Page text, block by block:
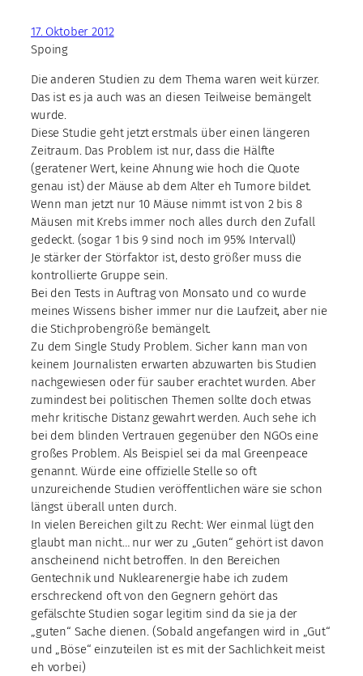
17. Oktober 2012
Spoing
Die anderen Studien zu dem Thema waren weit kürzer.
Das ist es ja auch was an diesen Teilweise bemängelt
wurde.
Diese Studie geht jetzt erstmals über einen längeren
Zeitraum. Das Problem ist nur, dass die Hälfte
(geratener Wert, keine Ahnung wie hoch die Quote
genau ist) der Mäuse ab dem Alter eh Tumore bildet.
Wenn man jetzt nur 10 Mäuse nimmt ist von 2 bis 8
Mäusen mit Krebs immer noch alles durch den Zufall
gedeckt. (sogar 1 bis 9 sind noch im 95% Intervall)
Je stärker der Störfaktor ist, desto größer muss die
kontrollierte Gruppe sein.
Bei den Tests in Auftrag von Monsato und co wurde
meines Wissens bisher immer nur die Laufzeit, aber nie
die Stichprobengröße bemängelt.
Zu dem Single Study Problem. Sicher kann man von
keinem Journalisten erwarten abzuwarten bis Studien
nachgewiesen oder für sauber erachtet wurden. Aber
zumindest bei politischen Themen sollte doch etwas
mehr kritische Distanz gewahrt werden. Auch sehe ich
bei dem blinden Vertrauen gegenüber den NGOs eine
großes Problem. Als Beispiel sei da mal Greenpeace
genannt. Würde eine offizielle Stelle so oft
unzureichende Studien veröffentlichen wäre sie schon
längst überall unten durch.
In vielen Bereichen gilt zu Recht: Wer einmal lügt den
glaubt man nicht… nur wer zu „Guten“ gehört ist davon
anscheinend nicht betroffen. In den Bereichen
Gentechnik und Nuklearenergie habe ich zudem
erschreckend oft von den Gegnern gehört das
gefälschte Studien sogar legitim sind da sie ja der
„guten“ Sache dienen. (Sobald angefangen wird in „Gut“
und „Böse“ einzuteilen ist es mit der Sachlichkeit meist
eh vorbei)